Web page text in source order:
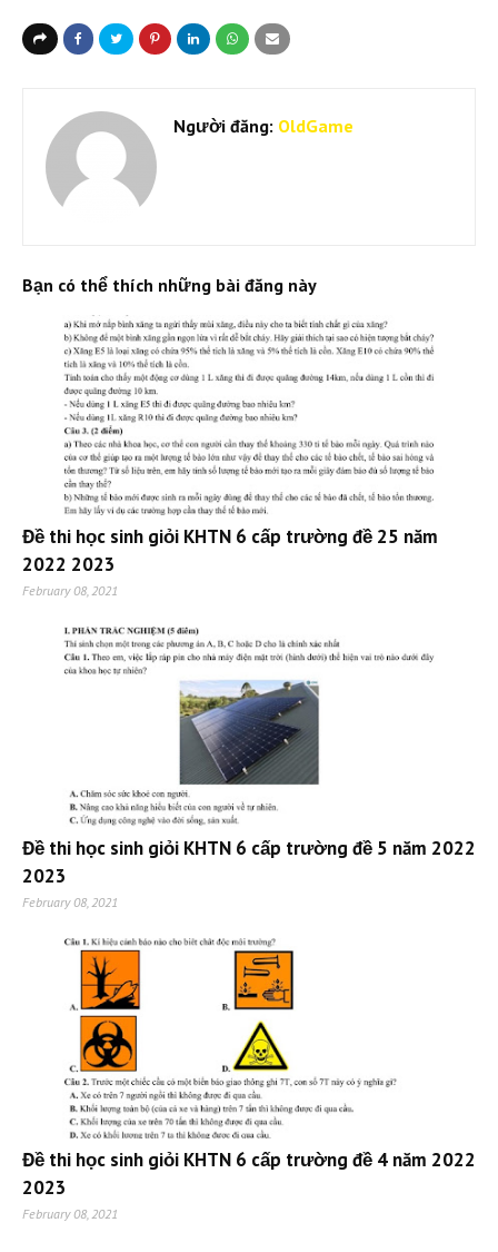
Người đăng: OldGame
Bạn có thể thích những bài đăng này
Đề thi học sinh giỏi KHTN 6 cấp trường đề 25 năm
2022 2023
February 08, 2021
Đề thi học sinh giỏi KHTN 6 cấp trường đề 5 năm 2022
2023
February 08, 2021
Đề thi học sinh giỏi KHTN 6 cấp trường đề 4 năm 2022
2023
February 08, 2021